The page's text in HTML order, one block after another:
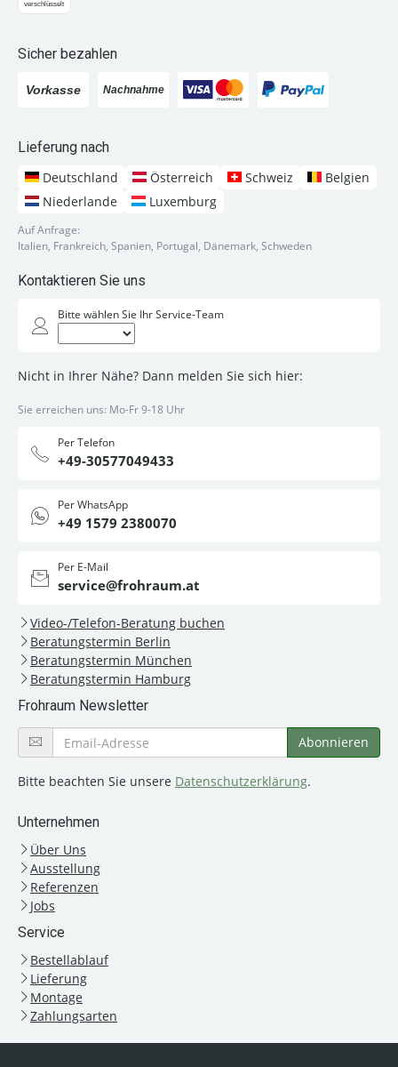
Sicher bezahlen
Lieferung nach
Deutschland
Österreich Schweiz
Belgien
Niederlande
Luxemburg
Auf Anfrage:
Italien, Frankreich, Spanien, Portugal, Dänemark, Schweden
Kontaktieren Sie uns
Bitte wählen Sie Ihr Service-Team
Nicht in Ihrer Nähe? Dann melden Sie sich hier:
Sie erreichen uns: Mo-Fr 9-18 Uhr
Per Telefon
+49-30577049433
Per WhatsApp
+49 1579 2380070
Per E-Mail
service@frohraum.at
Video-/Telefon-Beratung buchen
Beratungstermin Berlin
Beratungstermin München
Beratungstermin Hamburg
Frohraum Newsletter
Bitte beachten Sie unsere Datenschutzerklärung.
Unternehmen
Über Uns
Ausstellung
Referenzen
Jobs
Service
Bestellablauf
Lieferung
Montage
Zahlungsarten